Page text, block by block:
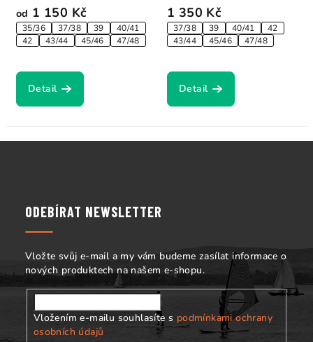
od 1 150 Kč
35/36 37/38 39
40/41
42
43/44 45/46 47/48
Detail
1 350 Kč
37/38 39 40/41
42
43/44
45/46 47/48
Detail
ODEBÍRAT NEWSLETTER
Vložte svůj e-mail a my vám budeme zasílat informace o
nových produktech na našem e-shopu.
Vložením e-mailu souhlasíte s podmínkami ochrany
osobních údajů